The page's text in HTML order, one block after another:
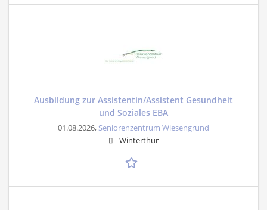
Ausbildung zur Assistentin/Assistent Gesundheit
und Soziales EBA
01.08.2026, Seniorenzentrum Wiesengrund
Winterthur